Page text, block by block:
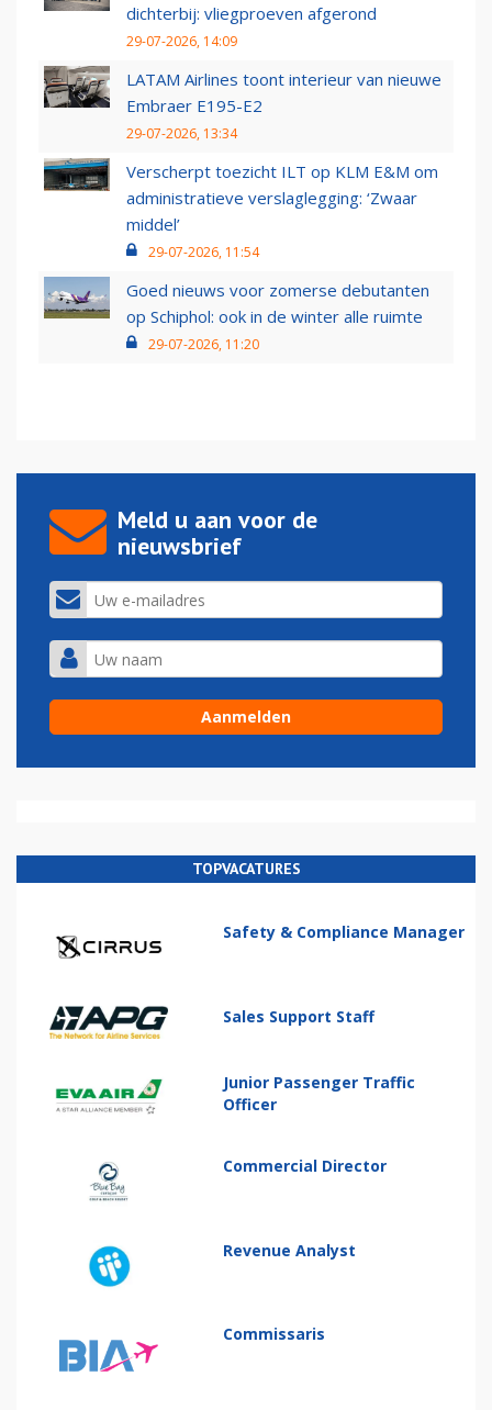
dichterbij: vliegproeven afgerond
29-07-2026, 14:09
LATAM Airlines toont interieur van nieuwe
Embraer E195-E2
29-07-2026, 13:34
Verscherpt toezicht ILT op KLM E&M om
administratieve verslaglegging: ‘Zwaar
middel’
29-07-2026, 11:54
Goed nieuws voor zomerse debutanten
op Schiphol: ook in de winter alle ruimte
29-07-2026, 11:20
Meld u aan voor de
nieuwsbrief
TOPVACATURES
Safety & Compliance Manager
Sales Support Staff
Junior Passenger Traffic
Officer
Commercial Director
Revenue Analyst
Commissaris